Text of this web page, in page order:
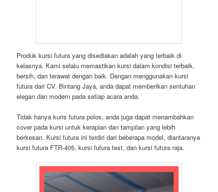
Produk kursi futura yang disediakan adalah yang terbaik di
kelasnya. Kami selalu memastikan kursi dalam kondisi terbaik,
bersih, dan terawat dengan baik. Dengan menggunakan kursi
futura dari CV. Bintang Jaya, anda dapat memberikan sentuhan
elegan dan modern pada setiap acara anda.
Tidak hanya kuris futura polos, anda juga dapat menambahkan
cover pada kursi untuk kerapian dan tampilan yang lebih
berkesan. Kursi futura ini terdiri dari beberapa model, diantaranya
kursi futura FTR-405, kursi futura test, dan kursi futura raja.